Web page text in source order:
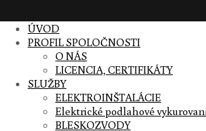
ÚVOD
PROFIL SPOLOČNOSTI
O NÁS
LICENCIA, CERTIFIKÁTY
SLUŽBY
ELEKTROINŠTALÁCIE
Elektrické podlahové
BLESKOZVODY